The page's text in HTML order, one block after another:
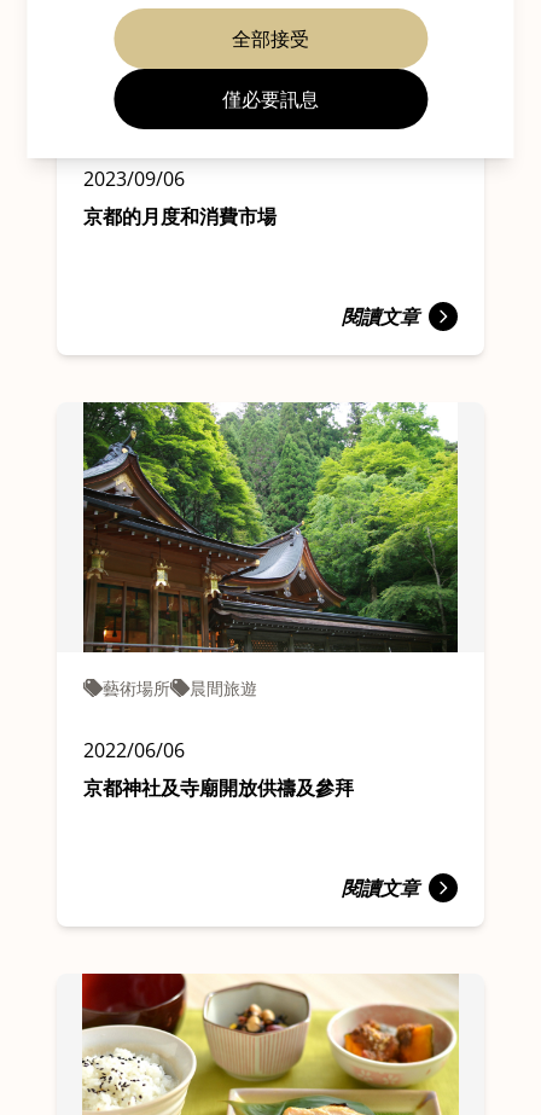
全部接受
僅必要訊息
藝術與文化 慶節活動 晨間旅遊
2023/09/06
京都的月度和消費市場
閱讀文章
藝術場所 晨間旅遊
2022/06/06
京都神社及寺廟開放供禱及參拜
閱讀文章